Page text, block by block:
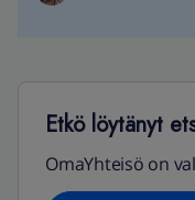
Etkö löytänyt
OmaYhteisö on